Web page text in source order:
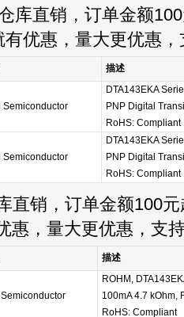
库直销，订单金额
优惠，量大更优惠
描述
Semiconductor
DTA143EKA
PNP Digital
RoHS: Compliant
Semiconductor
DTA143EKA
PNP Digital
RoHS: Compliant
销，订单金额100元
惠，量大更优惠，支
描述
Semiconductor
ROHM,
100mA 4.7 kOhm,
RoHS: Compliant